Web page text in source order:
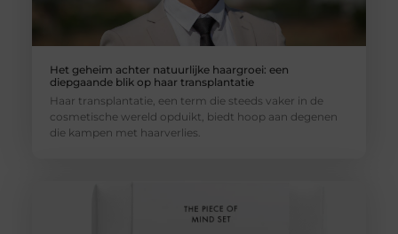
Het geheim achter natuurlijke haargroei: een
diepgaande blik op haar transplantatie
Haar transplantatie, een term die steeds vaker in de
cosmetische wereld opduikt, biedt hoop aan degenen
die kampen met haarverlies.